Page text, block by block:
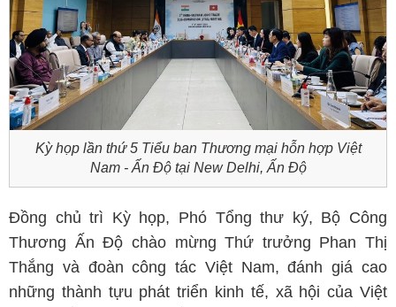
Kỳ họp lần thứ 5 Tiểu ban Thương mại hỗn hợp Việt
Nam - Ấn Độ tại New Delhi, Ấn Độ
Đồng chủ trì Kỳ họp, Phó Tổng thư ký, Bộ Công
Thương Ấn Độ chào mừng Thứ trưởng Phan Thị
Thắng và đoàn công tác Việt Nam, đánh giá cao
những thành tựu phát triển kinh tế, xã hội của Việt